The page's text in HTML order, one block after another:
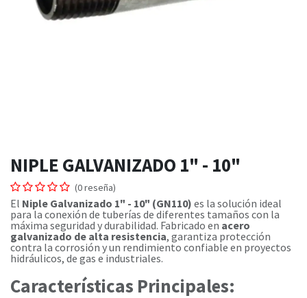
NIPLE GALVANIZADO 1" - 10"
(0 reseña)
El Niple Galvanizado 1" - 10" (GN110) es la solución ideal
para la conexión de tuberías de diferentes tamaños con la
máxima seguridad y durabilidad. Fabricado en acero
galvanizado de alta resistencia, garantiza protección
contra la corrosión y un rendimiento confiable en proyectos
hidráulicos, de gas e industriales.
Características Principales: